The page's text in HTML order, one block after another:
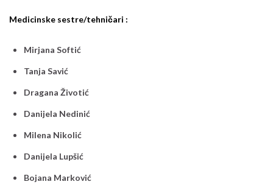
Medicinske sestre/tehničari :
Mirjana Softić
Tanja Savić
Dragana Životić
Danijela Nedinić
Milena Nikolić
Danijela Lupšić
Bojana Marković